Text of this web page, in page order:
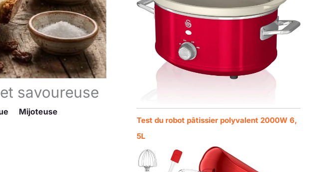
savoureuse
Mijoteuse
Test du robot pâtissier polyvalent 2000W 6,
5L